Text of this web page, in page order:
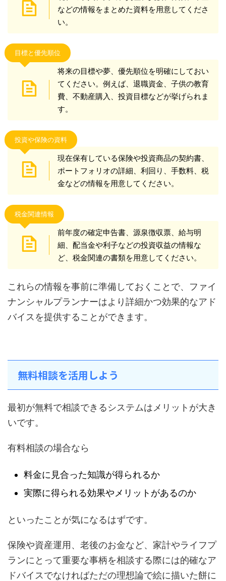
などの情報をまとめた資料を用意してくださ
い。
目標と優先順位
将来の目標や夢、優先順位を明確にしておい
てください。例えば、退職資金、子供の教育
費、不動産購入、投資目標などが挙げられま
す。
投資や保険の資料
現在保有している保険や投資商品の契約書、
ポートフォリオの詳細、利回り、手数料、税
金などの情報を用意してください。
税金関連情報
前年度の確定申告書、源泉徴収票、給与明
細、配当金や利子などの投資収益の情報な
ど、税金関連の書類を用意してください。
これらの情報を事前に準備しておくことで、ファイ
ナンシャルプランナーはより詳細かつ効果的なアド
バイスを提供することができます。
無料相談を活用しよう
最初が無料で相談できるシステムはメリットが大き
いです。
有料相談の場合なら
料金に見合った知識が得られるか
実際に得られる効果やメリットがあるのか
といったことが気になるはずです。
保険や資産運用、老後のお金など、家計やライフプ
ランにとって重要な事柄を相談する際には的確なア
ドバイスでなければただの理想論で絵に描いた餅に